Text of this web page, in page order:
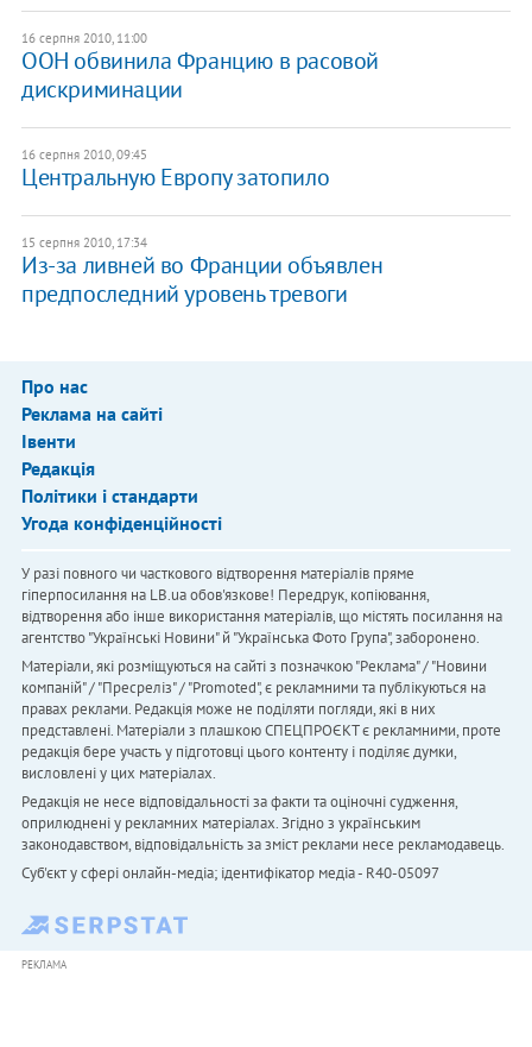
16 серпня 2010, 11:00
ООН обвинила Францию в расовой
дискриминации
16 серпня 2010, 09:45
Центральную Европу затопило
15 серпня 2010, 17:34
Из-за ливней во Франции объявлен
предпоследний уровень тревоги
Про нас
Реклама на сайті
Івенти
Редакція
Політики і стандарти
Угода конфіденційності
У разі повного чи часткового відтворення матеріалів пряме
гіперпосилання на LB.ua обов'язкове! Передрук, копіювання,
відтворення або інше використання матеріалів, що містять посилання на
агентство "Українськi Новини" й "Українська Фото Група", заборонено.
Матеріали, які розміщуються на сайті з позначкою "Реклама" / "Новини
компаній" / "Пресреліз" / "Promoted", є рекламними та публікуються на
правах реклами. Редакція може не поділяти погляди, які в них
представлені. Матеріали з плашкою СПЕЦПРОЄКТ є рекламними, проте
редакція бере участь у підготовці цього контенту і поділяє думки,
висловлені у цих матеріалах.
Редакція не несе відповідальності за факти та оціночні судження,
оприлюднені у рекламних матеріалах. Згідно з українським
законодавством, відповідальність за зміст реклами несе рекламодавець.
Cуб'єкт у сфері онлайн-медіа; ідентифікатор медіа - R40-05097
РЕКЛАМА